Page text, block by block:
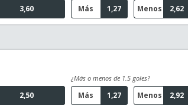
3,60 1,27
Más 2,62
Menos
2,50
¿Más o menos de 1.5 goles?
1,27
Más 2,92
Menos